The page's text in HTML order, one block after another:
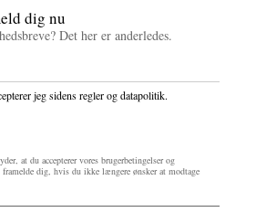
dig nu
Det her er anderledes.
jeg sidens regler og datapolitik.
at du accepterer vores brugerbetingelser og
dig, hvis du ikke længere ønsker at modtage